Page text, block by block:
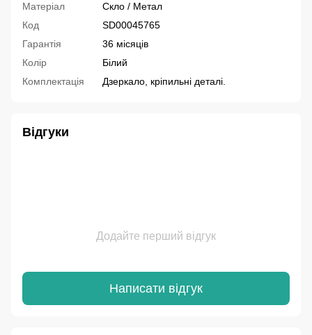
Матеріал
Скло / Метал
Код
SD00045765
Гарантія
36 місяців
Колір
Білий
Комплектація
Дзеркало, кріпильні деталі.
Відгуки
Додайте перший відгук
Написати відгук